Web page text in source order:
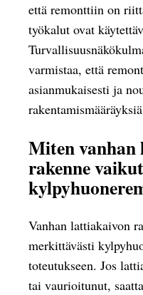
että remonttiin on
työkalut ovat
varmistaa, että
asianmukaisesti ja
Miten
rakenne
Vanhan lattiakaivon
merkittävästi
toteutukseen. Jos
tai vaurioitunut,